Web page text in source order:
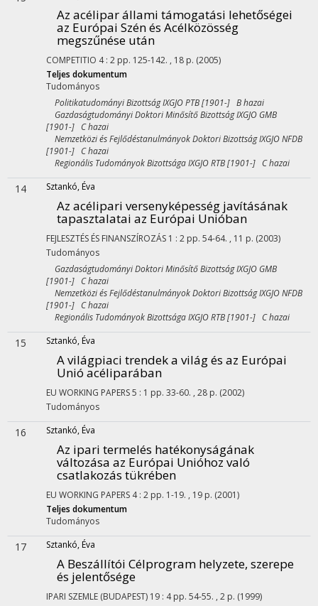
Az acélipar állami támogatási lehetőségei
az Európai Szén és Acélközösség
megszűnése után
COMPETITIO 4: 2 pp. 125-142. , 18 p. (2005)
Teljes dokumentum
Tudományos
Politikatudományi Bizottság IXGJO PTB [1901-] B hazai
Gazdaságtudományi Doktori Minősítő Bizottság IXGJO GMB
[1901-] C hazai
Nemzetközi és Fejlődéstanulmányok Doktori Bizottság IXGJO NFDB
[1901-] C hazai
Regionális Tudományok Bizottsága IXGJO RTB [1901-] C hazai
14 Sztankó, Éva
Az acélipari versenyképesség javításának
tapasztalatai az Európai Unióban
FEJLESZTÉS ÉS FINANSZÍROZÁS 1 : 2 pp. 54-64. , 11 p. (2003)
Tudományos
Gazdaságtudományi Doktori Minősítő Bizottság IXGJO GMB
[1901-] C hazai
Nemzetközi és Fejlődéstanulmányok Doktori Bizottság IXGJO NFDB
[1901-] C hazai
Regionális Tudományok Bizottsága IXGJO RTB [1901-] C hazai
15 Sztankó, Éva
A világpiaci trendek a világ és az Európai
Unió acéliparában
EU WORKING PAPERS5 : 1 pp. 33-60. , 28 p. (2002)
Tudományos
16 Sztankó, Éva
Az ipari termelés hatékonyságának
változása az Európai Unióhoz való
csatlakozás tükrében
EU WORKING PAPERS 4: 2 pp. 1-19. , 19 p. (2001)
Teljes dokumentum
Tudományos
17 Sztankó, Éva
A Beszállítói Célprogram helyzete, szerepe
és jelentősége
IPARI SZEMLE (BUDAPEST) 19 : 4 pp. 54-55. , 2 p. (1999)